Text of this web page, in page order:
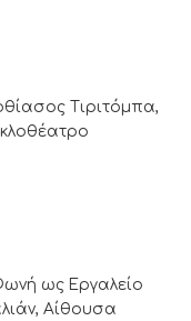
Τιριτόμπα,
ως Εργαλείο
Αίθουσα